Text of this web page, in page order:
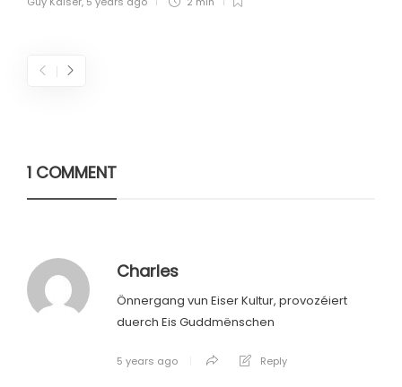
1 COMMENT
Charles
Önnergang vun Eiser Kultur, provozéiert
duerch Eis Guddmënschen
5 years ago Reply